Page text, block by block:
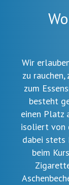
Wir
zu
zum
besteht
einen Platz
isoliert von
dabei stets
beim